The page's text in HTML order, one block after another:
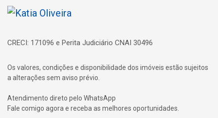
Página inicial
CRECI: 171096 e Perita Judiciário CNAI 30496
Os valores, condições e disponibilidade dos imóveis estão sujeitos
a alterações sem aviso prévio.
Atendimento direto pelo WhatsApp
Fale comigo agora e receba as melhores oportunidades.